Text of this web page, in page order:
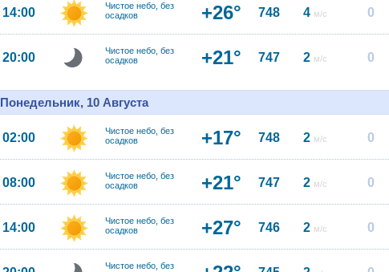
14:00
Чистое небо, без
осадков
+26° 748 4 м/с 0
20:00
Чистое небо, без
осадков
+21° 747 2 м/с 0
Понедельник, 10 Августа
02:00
Чистое небо, без
осадков
+17° 748 2 м/с 0
08:00
Чистое небо, без
осадков
+21° 747 2 м/с 0
14:00
Чистое небо, без
осадков
+27° 746 2 м/с 0
Чистое небо, без